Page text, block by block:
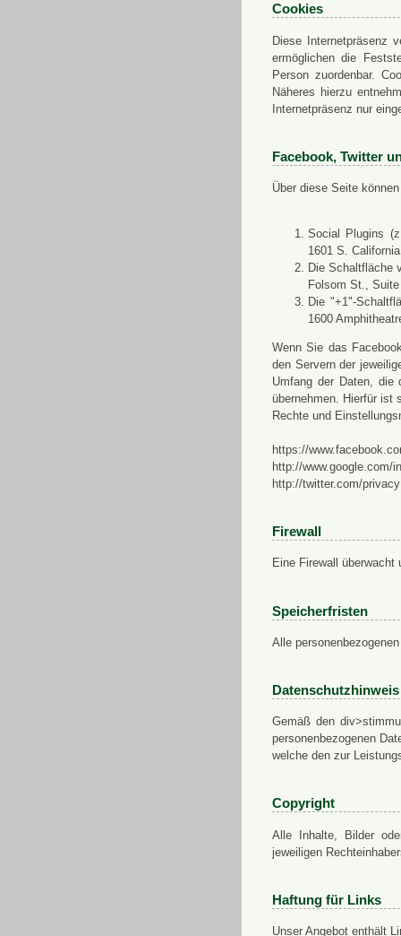
Cookies
Diese Internetpräsenz
ermöglichen die
Person zuordenbar.
Näheres hierzu
Internetpräsenz nur
Facebook, Twitter
Über diese Seite
Social Plugins
1601 S.
Die Schaltfläche
Folsom St.,
Die "+1"-
1600
Wenn Sie das
den Servern der
Umfang der Daten, die
übernehmen. Hierfür ist
Rechte und
https://
http://www.google.com/
http://twitter.com/privacy
Firewall
Eine Firewall
Speicherfristen
Alle
Datenschutzhinweis
Gemäß den
personenbezogenen
welche den zur
Copyright
Alle Inhalte, Bilder
jeweiligen
Haftung für Links
Unser Angebot enthält